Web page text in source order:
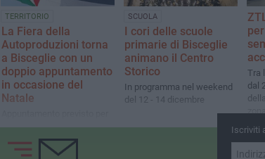
TERRITORIO
La Fiera della
Autoproduzioni torna
a Bisceglie con un
doppio appuntamento
in occasione del
Natale
domenica 14 e domenica 21
SCUOLA
I cori delle scuole
primarie di Bisceglie
animano il Centro
Storico
In programma nel weekend
del 12 - 14 dicembre
Tra
dal
di
Iscriviti